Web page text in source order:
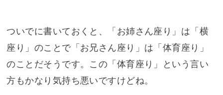
ついでに書いておくと、「お姉さん座り」は「横
座り」のことで「お兄さん座り」は「体育座り」
のことだそうです。この「体育座り」という言い
方もかなり気持ち悪いですけどね。